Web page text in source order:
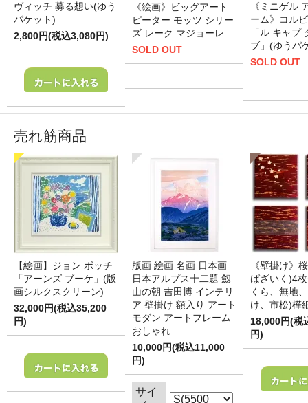
ヴィッチ 募る想い(ゆう
パケット)
2,800円(税込3,080円)
《絵画》ビッグアート
ピーター モッツ シリー
ズ レーク マジョーレ
SOLD OUT
《ミニゲル
ーム》コル
「ル キャプ
ブ」(ゆうパ
SOLD OUT
売れ筋商品
【絵画】ジョン ボッチ
「アーンズ ブーケ」(版
画シルクスクリーン)
32,000円(税込35,200
円)
版画 絵画 名画 日本画
日本アルプス十二題 劔
山の朝 吉田博 インテリ
ア 壁掛け 額入り アート
モダン アートフレーム
おしゃれ
10,000円(税込11,000
円)
サイ
《壁掛け》
ばざいく)4
くら、無地
け、市松)樺
18,000円(税
円)